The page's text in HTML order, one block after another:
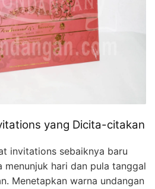
yang Dicita-citakan
invitations sebaiknya baru
menunjuk hari dan pula tanggal
Menetapkan warna undangan